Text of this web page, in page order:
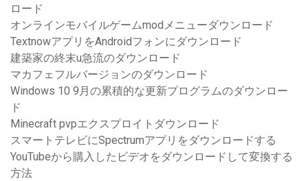
ロード
オンラインモバイルゲームmodメニューダウンロード
TextnowアプリをAndroidフォンにダウンロード
建築家の終末u急流のダウンロード
マカフェフルバージョンのダウンロード
Windows 10 9月の累積的な更新プログラムのダウンロー
ド
Minecraft pvpエクスプロイトダウンロード
スマートテレビにSpectrumアプリをダウンロードする
YouTubeから購入したビデオをダウンロードして変換する
方法